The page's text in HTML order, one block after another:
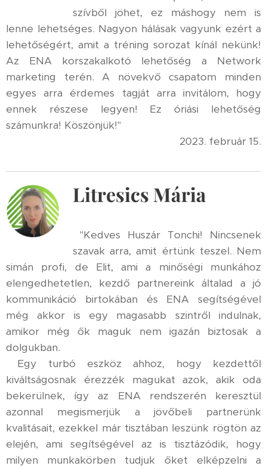
szívből jöhet, ez máshogy nem is
lenne lehetséges. Nagyon hálásak vagyunk ezért a
lehetőségért, amit a tréning sorozat kínál nekünk!
Az ENA korszakalkotó lehetőség a Network
marketing terén. A növekvő csapatom minden
egyes arra érdemes tagját arra invitálom, hogy
ennek részese legyen! Ez óriási lehetőség
számunkra! Köszönjük!"
2023. február 15.
Litresics Mária
"Kedves Huszár Tonchi! Nincsenek
szavak arra, amit értünk teszel. Nem
simán profi, de Elit, ami a minőségi munkához
elengedhetetlen, kezdő partnereink általad a jó
kommunikáció birtokában és ENA segítségével
még akkor is egy magasabb szintről indulnak,
amikor még ők maguk nem igazán biztosak a
dolgukban.
Egy turbó eszköz ahhoz, hogy kezdettől
kiváltságosnak érezzék magukat azok, akik oda
bekerülnek, így az ENA rendszerén keresztül
azonnal megismerjük a jövőbeli partnerünk
kvalitásait, ezekkel már tisztában leszünk rögtön az
elején, ami segítségével az is tisztázódik, hogy
milyen munkakörben tudjuk őket elképzelni a